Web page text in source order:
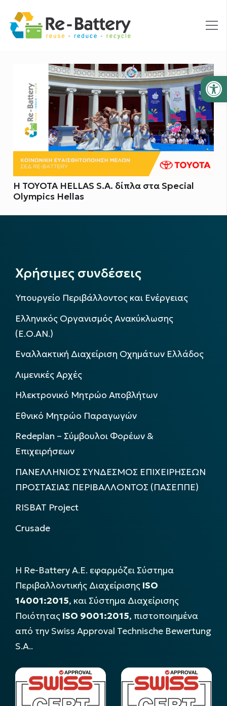
Η TOYOTA HELLAS S.A. δίπλα στα Special
Olympics Hellas
Χρήσιμες συνδέσεις
Υπουργείο Περιβάλλοντος και Ενέργειας
Ελληνικός Οργανισμός Ανακύκλωσης
(Ε.Ο.ΑΝ.)
Εναλλακτική Διαχείριση Οχημάτων Ελλάδος
Λιμενικές Αρχές
Ηλεκτρονικό Μητρώο Αποβλήτων
Εθνικό Μητρώο Παραγωγών
Redeplan – Σύμβουλοι Φορέων &
Επιχειρήσεων
ΠΑΝΕΛΛΗΝΙΟΣ ΣΥΝΔΕΣΜΟΣ ΕΠΙΧΕΙΡΗΣΕΩΝ
ΠΡΟΣΤΑΣΙΑΣ ΠΕΡΙΒΑΛΛΟΝΤΟΣ (ΠΑΣΕΠΠΕ)
RISBAT Project
Crusade
Η Re-Battery Α.Ε. εφαρμόζει Σύστημα
Περιβαλλοντικής Διαχείρισης ISO
14001:2015, και Σύστημα Διαχείρισης
Ποιότητας ISO 9001:2015, πιστοποιημένα
από την Swiss Approval Technische Bewertung
S.A..